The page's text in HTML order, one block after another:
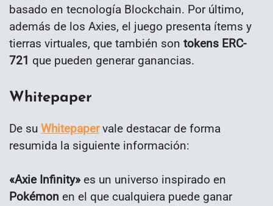
basado en tecnología Blockchain. Por último,
además de los Axies, el juego presenta ítems y
tierras virtuales, que también son tokens ERC-
721 que pueden generar ganancias.
Whitepaper
De su Whitepapervale destacar de forma
resumida la siguiente información:
«Axie Infinity» es un universo inspirado en
Pokémon en el que cualquiera puede ganar